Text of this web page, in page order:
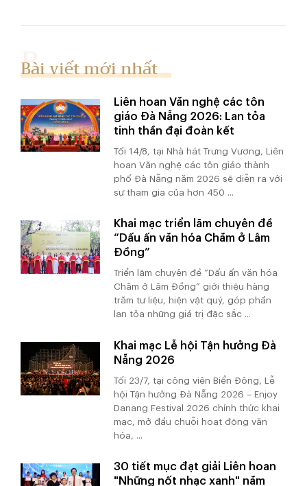
Bài viết mới nhất
Liên hoan Văn nghệ các tôn
giáo Đà Nẵng 2026: Lan tỏa
tinh thần đại đoàn kết
Tối 14/8, tại Nhà hát Trưng Vương, Liên
hoan Văn nghệ các tôn giáo thành
phố Đà Nẵng năm 2026 sẽ diễn ra với
sự tham gia của hơn 450 ...
Khai mạc triển lãm chuyên đề
“Dấu ấn văn hóa Chăm ở Lâm
Đồng”
Triển lãm chuyên đề “Dấu ấn văn hóa
Chăm ở Lâm Đồng” giới thiệu hàng
trăm tư liệu, hiện vật quý, góp phần
lan tỏa những giá trị đặc sắc ...
Khai mạc Lễ hội Tận hưởng Đà
Nẵng 2026
Tối 23/7, tại công viên Biển Đông, Lễ
hội Tận hưởng Đà Nẵng 2026 – Enjoy
Danang Festival 2026 chính thức khai
mạc, mở đầu chuỗi hoạt động văn
hóa, ...
30 tiết mục đạt giải Liên hoan
"Những nốt nhạc xanh" năm